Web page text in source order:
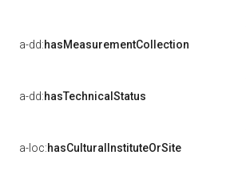
a-dd:hasMeasurementCollection
a-dd:hasTechnicalStatus
a-loc:hasCulturalInstituteOrSite